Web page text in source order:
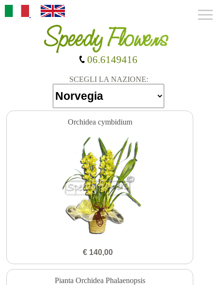
SCEGLI LA NAZIONE:
06.6149416
Orchidea cymbidium
€ 140,00
Pianta Orchidea Phalaenopsis